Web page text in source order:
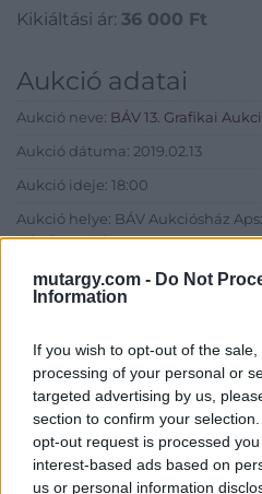
mutargy.com - Do Not
Information
If you wish to opt-out of the
processing of your personal or
targeted advertising by us,
section to confirm your
opt-out request is processed
interest-based ads based on
us or personal information
Kikiáltási ár: 36 000 Ft
Aukció adatai
Aukció neve: BÁV 13. Grafikai
Aukció dátuma: 2019.02.13
Aukció ideje: 18:00
Aukció helye: BÁV Aukciósház
Bécsi utca 3.)
Tételszám: 203
Eladó adatai